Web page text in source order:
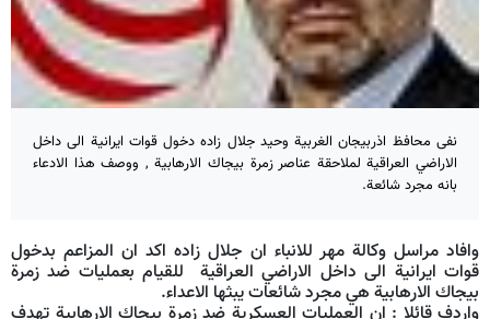
نفى محافظ اذربيجان الغربية وحيد جلال زاده دخول قوات ايرانية الى داخل
الاراضي العراقية لملاحقة عناصر زمرة بيجاك الارهابية , ووصف هذا الادعاء
بانه مجرد شائعة.
وافاد مراسل وكالة مهر للانباء ان جلال زاده اكد ان المزاعم بدخول
قوات ايرانية الى داخل الاراضي العراقية للقيام بعمليات ضد زمرة
بيجاك الارهابية هي مجرد شائعات يبثها الاعداء.